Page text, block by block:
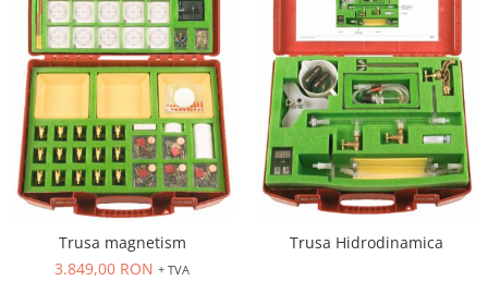
Trusa magnetism
3.849,00 RON + TVA
Trusa Hidrodinamica